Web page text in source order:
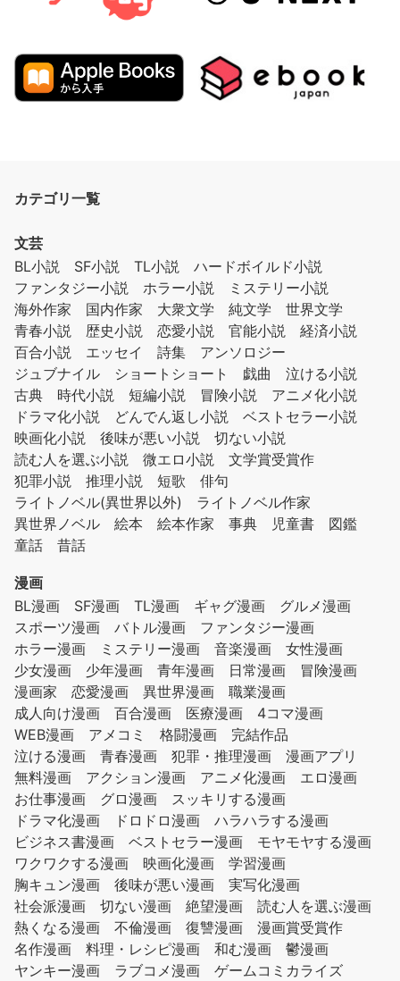
カテゴリ一覧
文芸
BL小説
SF小説 TL小説
ハードボイルド小説
ファンタジー小説
ホラー小説
ミステリー小説
海外作家
国内作家 大衆文学 純文学
世界文学
青春小説
歴史小説 恋愛小説 官能小説
経済小説
百合小説
エッセイ 詩集
アンソロジー
ジュブナイル
ショートショート 戯曲
泣ける小説
古典
時代小説 短編小説 冒険小説
アニメ化小説
ドラマ化小説
どんでん返し小説
ベストセラー小説
映画化小説
後味が悪い小説
切ない小説
読む人を選ぶ小説
微エロ小説
文学賞受賞作
犯罪小説
推理小説 短歌
俳句
ライトノベル(異世界以外)
ライトノベル作家
異世界ノベル
絵本 絵本作家 事典 児童書
図鑑
童話
昔話
漫画
BL漫画
SF漫画 TL漫画 ギャグ漫画
グルメ漫画
スポーツ漫画
バトル漫画
ファンタジー漫画
ホラー漫画
ミステリー漫画 音楽漫画
女性漫画
少女漫画
少年漫画 青年漫画 日常漫画
冒険漫画
漫画家
恋愛漫画 異世界漫画
職業漫画
成人向け漫画
百合漫画 医療漫画
4コマ漫画
WEB漫画
アメコミ 格闘漫画
完結作品
泣ける漫画
青春漫画 犯罪・推理漫画
漫画アプリ
無料漫画
アクション漫画 アニメ化漫画
エロ漫画
お仕事漫画
グロ漫画
スッキリする漫画
ドラマ化漫画
ドロドロ漫画
ハラハラする漫画
ビジネス書漫画
ベストセラー漫画
モヤモヤする漫画
ワクワクする漫画
映画化漫画
学習漫画
胸キュン漫画
後味が悪い漫画
実写化漫画
社会派漫画
切ない漫画 絶望漫画
読む人を選ぶ漫画
熱くなる漫画
不倫漫画 復讐漫画
漫画賞受賞作
名作漫画
料理・レシピ漫画 和む漫画
鬱漫画
ヤンキー漫画
ラブコメ漫画
ゲームコミカライズ